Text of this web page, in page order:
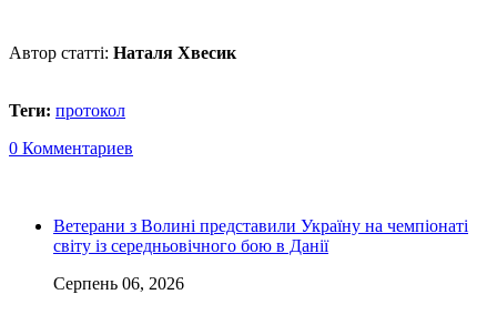
Автор статті: Наталя Хвесик
Теги: протокол
0 Комментариев
Ветерани з Волині представили Україну на чемпіонаті
світу із середньовічного бою в Данії
Серпень 06, 2026